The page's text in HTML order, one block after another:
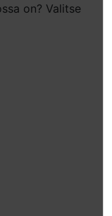
on? Valitse